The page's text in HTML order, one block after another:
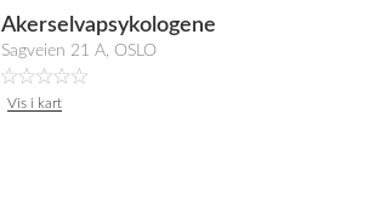
Akerselvapsykologene
Sagveien 21 A, OSLO
Vis i kart